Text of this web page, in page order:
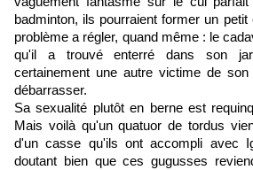
badminton, ils pourraient former un
problème a régler, quand même : le
qu'il a trouvé enterré dans son
certainement une autre victime de
débarrasser.
Sa sexualité plutôt en berne est
Mais voilà qu'un quatuor de tordus
d'un casse qu'ils ont accompli avec
doutant bien que ces gugusses